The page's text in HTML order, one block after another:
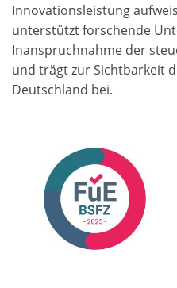
Innovationsleistung
unterstützt forschende
Inanspruchnahme der
und trägt zur Sichtbarkeit
Deutschland bei.